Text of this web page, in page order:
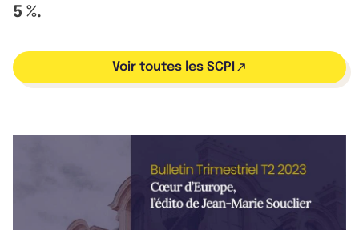
5 %.
Voir toutes les SCPI